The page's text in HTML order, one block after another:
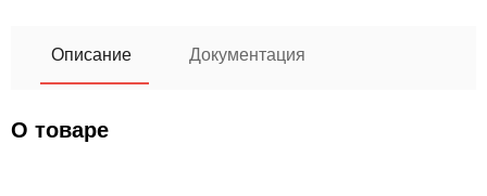
Описание Документация
О товаре